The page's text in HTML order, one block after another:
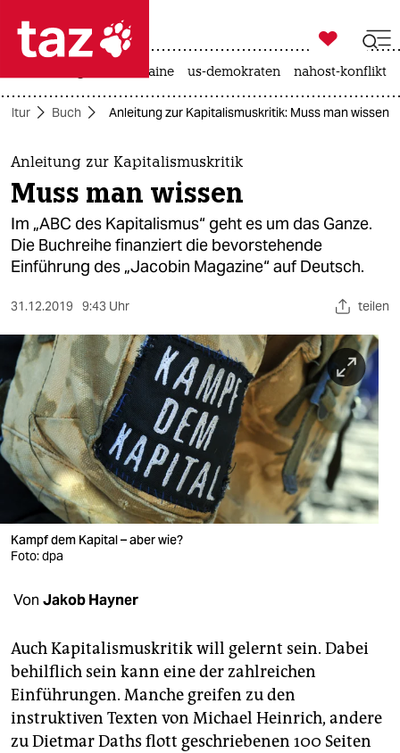
 taz zahl ich
taz zahl ich
themen
politik
öko
gesellschaft
sport
berlin
nord
wahrheit
verlag
verlag
veranstaltungen
fragen & hilfe
unterstützen
abo

taz zahl ich
krieg in der ukraine us-demokraten nahost-konflikt
Buch Anleitung zur Kapitalismuskritik: Muss man wissen
Anleitung zur Kapitalismuskritik
Muss man wissen
Im „ABC des Kapitalismus“ geht es um das Ganze.
Die Buchreihe finanziert die bevorstehende
Einführung des „Jacobin Magazine“ auf Deutsch.
31.12.2019 9:43 Uhr teilen
Kampf dem Kapital – aber wie?
Foto: dpa
Von Jakob Hayner
Auch Kapitalismuskritik will gelernt sein. Dabei
behilflich sein kann eine der zahlreichen
Einführungen. Manche greifen zu den
instruktiven Texten von Michael Heinrich, andere
zu Dietmar Daths flott geschriebenen 100 Seiten